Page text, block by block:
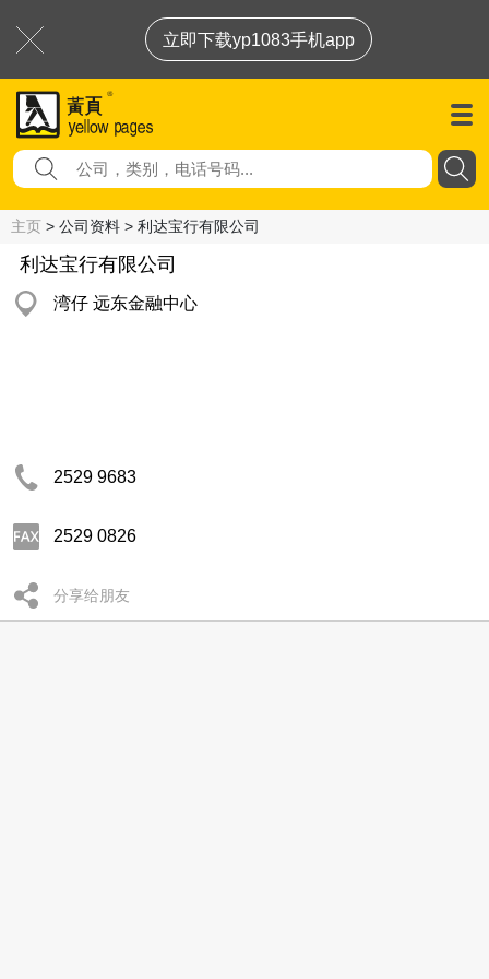
立即下载yp1083手机app
主页 > 公司资料 > 利达宝行有限公司
利达宝行有限公司
湾仔 远东金融中心
2529 9683
2529 0826
分享给朋友